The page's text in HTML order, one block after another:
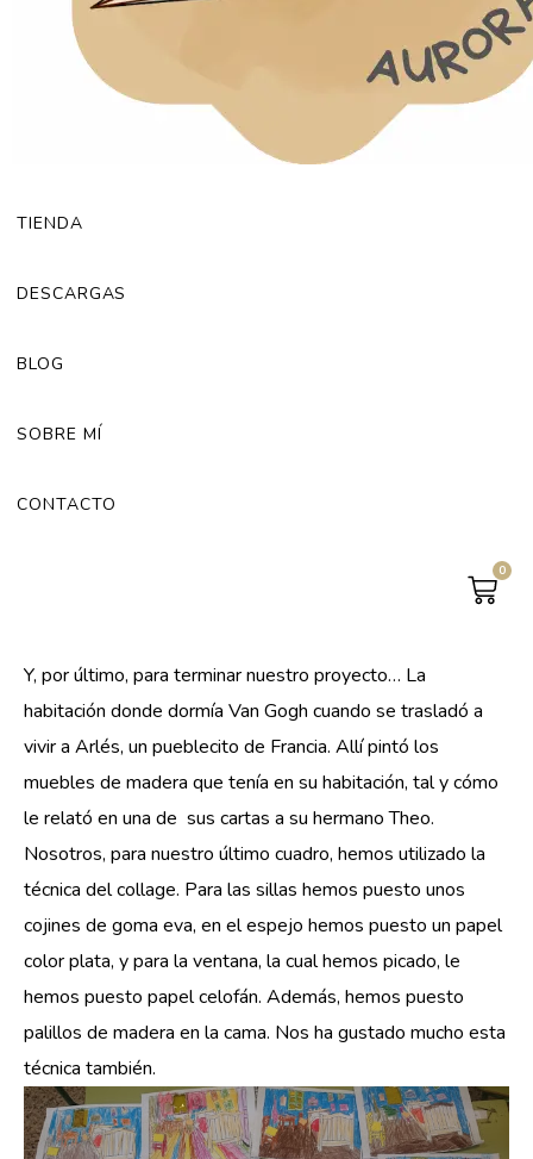
TIENDA
DESCARGAS
BLOG
SOBRE MÍ
CONTACTO
0
Y, por último, para terminar nuestro proyecto… La
habitación donde dormía Van Gogh cuando se trasladó a
vivir a Arlés, un pueblecito de Francia. Allí pintó los
muebles de madera que tenía en su habitación, tal y cómo
le relató en una de sus cartas a su hermano Theo.
Nosotros, para nuestro último cuadro, hemos utilizado la
técnica del collage. Para las sillas hemos puesto unos
cojines de goma eva, en el espejo hemos puesto un papel
color plata, y para la ventana, la cual hemos picado, le
hemos puesto papel celofán. Además, hemos puesto
palillos de madera en la cama. Nos ha gustado mucho esta
técnica también.